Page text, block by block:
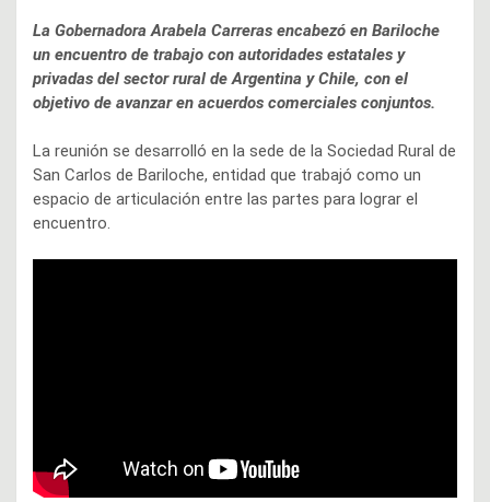
La Gobernadora Arabela Carreras encabezó en Bariloche
un encuentro de trabajo con autoridades estatales y
privadas del sector rural de Argentina y Chile, con el
objetivo de avanzar en acuerdos comerciales conjuntos.
La reunión se desarrolló en la sede de la Sociedad Rural de
San Carlos de Bariloche, entidad que trabajó como un
espacio de articulación entre las partes para lograr el
encuentro.